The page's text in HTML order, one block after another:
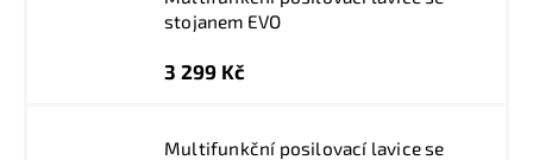
stojanem EVO
3 299 Kč
Multifunkční posilovací lavice se